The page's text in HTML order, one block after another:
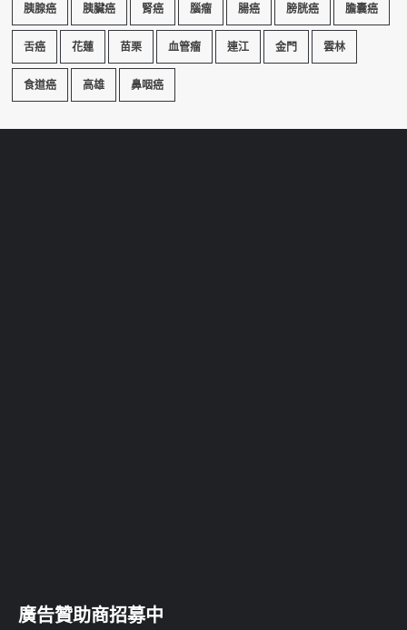
胰腺癌 胰臟癌 腎癌 腦瘤 腸癌 膀胱癌 膽囊癌
舌癌 花蓮 苗栗 血管瘤 連江 金門 雲林
食道癌 高雄 鼻咽癌
廣告贊助商招募中